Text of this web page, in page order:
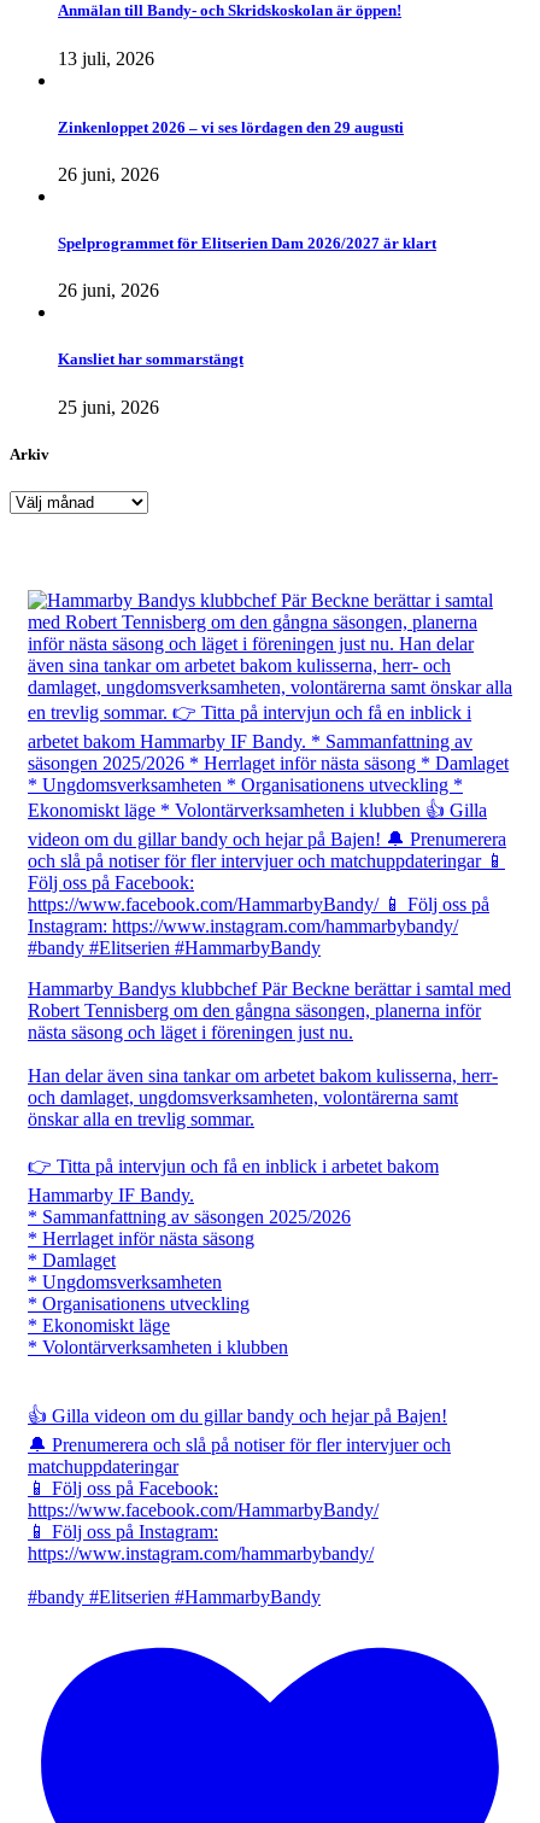
Anmälan till Bandy- och Skridskoskolan är öppen!
13 juli, 2026
Zinkenloppet 2026 – vi ses lördagen den 29 augusti
26 juni, 2026
Spelprogrammet för Elitserien Dam 2026/2027 är klart
26 juni, 2026
Kansliet har sommarstängt
25 juni, 2026
Arkiv
Arkiv
Hammarby Bandys klubbchef Pär Beckne berättar i samtal med
Robert Tennisberg om den gångna säsongen, planerna inför
nästa säsong och läget i föreningen just nu.
Han delar även sina tankar om arbetet bakom kulisserna, herr-
och damlaget, ungdomsverksamheten, volontärerna samt
önskar alla en trevlig sommar.
👉 Titta på intervjun och få en inblick i arbetet bakom
Hammarby IF Bandy.
* Sammanfattning av säsongen 2025/2026
* Herrlaget inför nästa säsong
* Damlaget
* Ungdomsverksamheten
* Organisationens utveckling
* Ekonomiskt läge
* Volontärverksamheten i klubben
👍 Gilla videon om du gillar bandy och hejar på Bajen!
🔔 Prenumerera och slå på notiser för fler intervjuer och
matchuppdateringar
📱 Följ oss på Facebook:
https://www.facebook.com/HammarbyBandy/
📱 Följ oss på Instagram:
https://www.instagram.com/hammarbybandy/
#bandy #Elitserien #HammarbyBandy